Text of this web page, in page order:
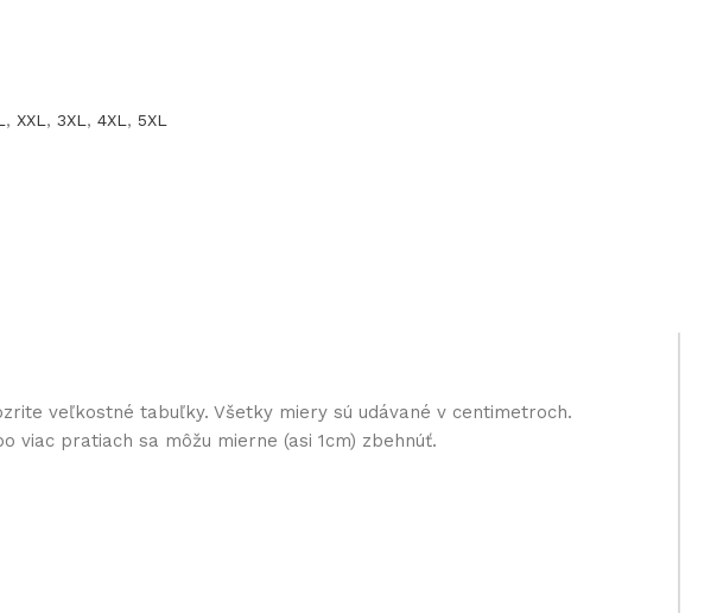
, XXL , 3XL , 4XL , 5XL
veľkostné tabuľky. Všetky miery sú udávané v centimetroch.
viac pratiach sa môžu mierne (asi 1cm) zbehnúť.